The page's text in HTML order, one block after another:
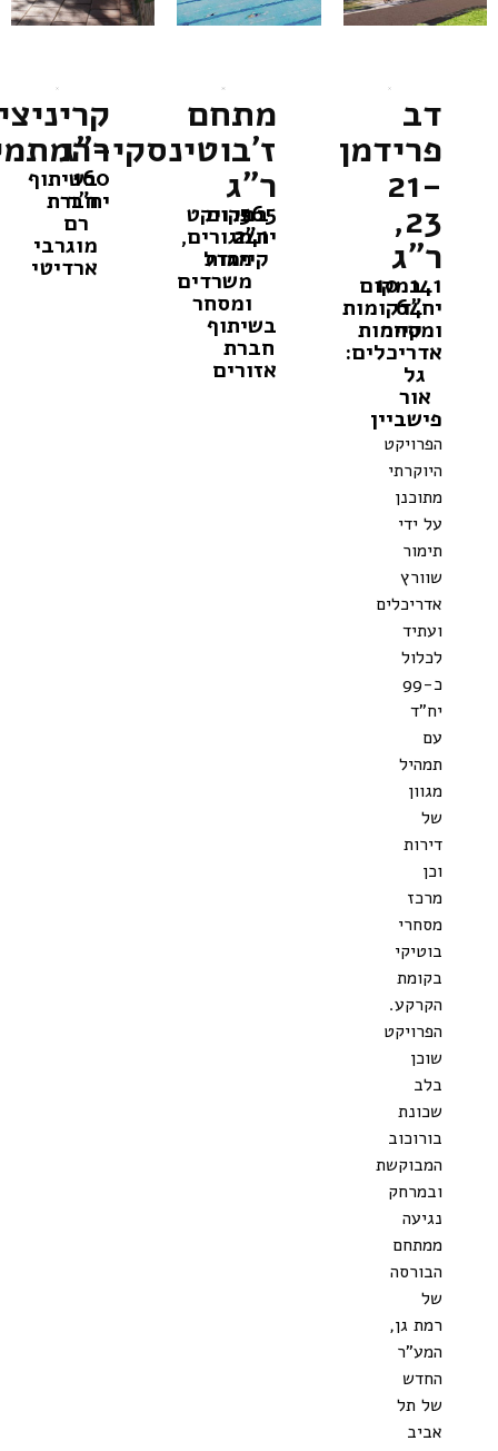
הגשה
פרידמן
21-
23,
ר"ג
יח"ד
ומסחר
במקום
64
קיימות
10
קומות
אדריכלים:
פישביין
הפרויקט
היוקרתי
מתוכנן
על ידי
אדריכלים
תמהיל
מסחרי
בוטיקי
בקומת
הקרקע.
הפרויקט
שכונת
בורוכוב
המבוקשת
ובמרחק
ממתחם
הבורסה
רמת גן,
המע"ר
של תל
בשיתוף חברת
אזורים
מתחם
ז'בוטינסקי-המתמיד,
ר"ג
יח"ד
במקום
241
קיימות
פרויקט
מגורים,
מגדל
משרדים
ומסחר
בשיתוף
חברת
אזורים
קריניצי,
ר"ג
יח"ד
בשיתוף
חברת
מוגרבי
ארדיטי